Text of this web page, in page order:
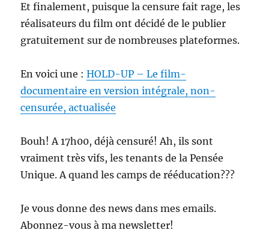
Et finalement, puisque la censure fait rage, les
réalisateurs du film ont décidé de le publier
gratuitement sur de nombreuses plateformes.
En voici une :HOLD-UP – Le film-
documentaire en version intégrale, non-
censurée, actualisée
Bouh! A 17h00, déjà censuré! Ah, ils sont
vraiment très vifs, les tenants de la Pensée
Unique. A quand les camps de rééducation???
Je vous donne des news dans mes emails.
Abonnez-vous à ma newsletter!